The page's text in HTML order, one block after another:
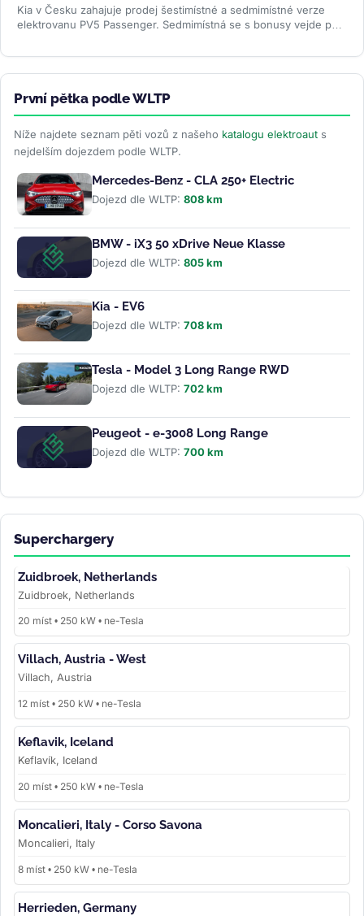
Kia v Česku zahajuje prodej šestimístné a sedmimístné verze
elektrovanu PV5 Passenger. Sedmimístná se s bonusy vejde pod
První pětka podle WLTP
Níže najdete seznam pěti vozů z našeho katalogu elektroaut s
nejdelším dojezdem podle WLTP.
Mercedes-Benz - CLA 250+ Electric
Dojezd dle WLTP: 808 km
BMW - iX3 50 xDrive Neue Klasse
Dojezd dle WLTP: 805 km
Kia - EV6
Dojezd dle WLTP: 708 km
Tesla - Model 3 Long Range RWD
Dojezd dle WLTP: 702 km
Peugeot - e-3008 Long Range
Dojezd dle WLTP: 700 km
Superchargery
Zuidbroek, Netherlands
Zuidbroek, Netherlands
20 míst • 250 kW • ne-Tesla
Villach, Austria - West
Villach, Austria
12 míst • 250 kW • ne-Tesla
Keflavik, Iceland
Keflavík, Iceland
20 míst • 250 kW • ne-Tesla
Moncalieri, Italy - Corso Savona
Moncalieri, Italy
8 míst • 250 kW • ne-Tesla
Herrieden, Germany